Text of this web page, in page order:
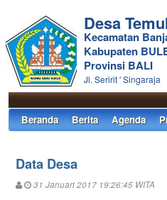
Desa
Kecamatan
Kabupaten
Provinsi BALI
Jl. Seririt ' Singaraja
Beranda Berita Agenda
Data Desa
31 Januari 2017 19:26:45 WITA